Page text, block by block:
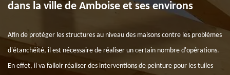
dans la ville de Amboise et ses environs
Afin de protéger les structures au niveau des maisons contre les problèmes
d'étanchéité, il est nécessaire de réaliser un certain nombre d'opérations.
En effet, il va falloir réaliser des interventions de peinture pour les tuiles